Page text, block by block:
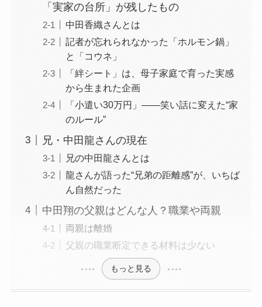
「実家の台所」が残したもの
中田香織さんとは
記者が忘れられなかった「ホルモン鍋」
と「コウネ」
「絆シート」は、母子家庭で育った実感
から生まれた企画
「小遣い30万円」——笑い話に変えた“家
のルール”
兄・中田龍さんの現在
兄の中田龍さんとは
龍さんが語った“兄弟の距離感”が、いちば
ん自然だった
中田翔の父親はどんな人？職業や両親
両親は離婚
父親の職業断定できる材料は少ない
もっと見る